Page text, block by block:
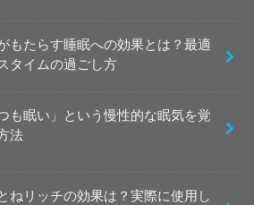
もたらす睡眠への効果とは？最適
タイムの過ごし方
も眠い」という慢性的な眠気を覚
法
ねリッチの効果は？実際に使用し